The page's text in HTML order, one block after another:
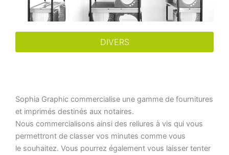
DIVERS
Sophia Graphic commercialise une gamme de fournitures
et imprimés destinés aux notaires.
Nous commercialisons ainsi des reliures à vis qui vous
permettront de classer vos minutes comme vous
le souhaitez. Vous pourrez également vous laisser tenter